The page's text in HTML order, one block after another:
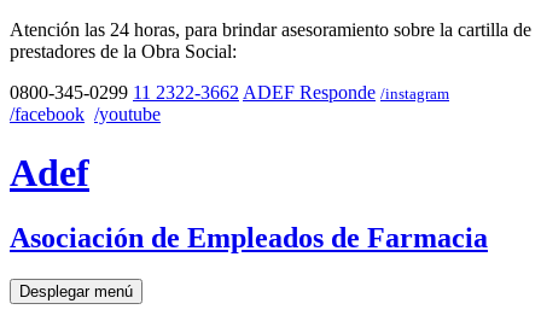
Atención las 24 horas, para brindar asesoramiento sobre la cartilla de
prestadores de la Obra Social:
0800-345-0299 11 2322-3662 ADEF Responde /instagram
/facebook /youtube
Adef
Asociación de Empleados de Farmacia
Desplegar menú